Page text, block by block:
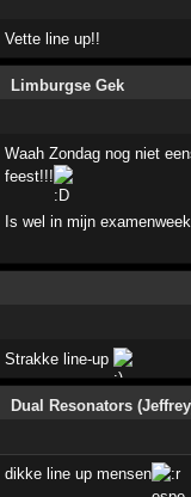
Vette line up!!
Limburgse Gek
Waah Zondag nog niet
feest!!!
Is wel in mijn
Strakke line-up
Dual Resonators
dikke line up mensen